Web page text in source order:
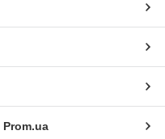
Prom.ua